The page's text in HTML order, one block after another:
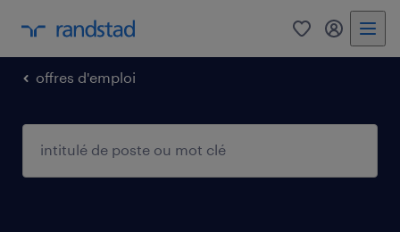
0 my
offres d'emploi